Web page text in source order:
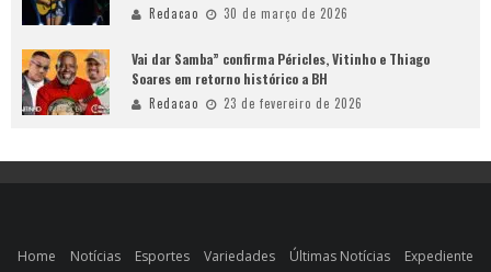
Redacao 30 de março de 2026
Vai dar Samba” confirma Péricles, Vitinho e Thiago
Soares em retorno histórico a BH
Redacao 23 de fevereiro de 2026
Home Notícias Esportes Variedades Últimas Notícias Expediente